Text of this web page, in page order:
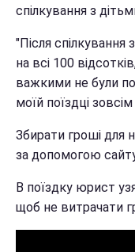
спілкування з
"Після
на всі 100
важкими не були
моїй поїздці
Збирати гроші для
за допомогою
В поїздку юрист
щоб не витрачати